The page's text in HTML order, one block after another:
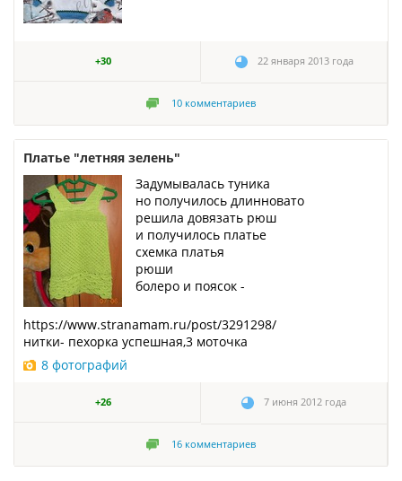
+30 22 января 2013 года
10 комментариев
Платье "летняя зелень"
Задумывалась туника
но получилось длинновато
решила довязать рюш
и получилось платье
схемка платья
рюши
болеро и поясок -
https://www.stranamam.ru/post/3291298/
нитки- пехорка успешная,3 моточка
8 фотографий
+26 7 июня 2012 года
16 комментариев